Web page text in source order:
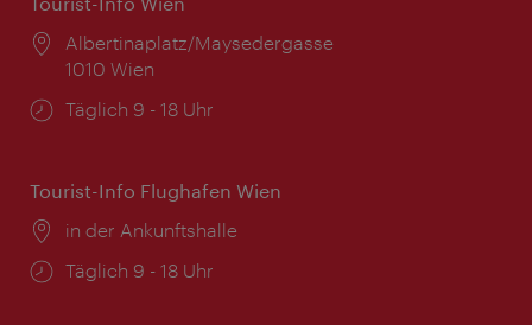
Ort:
Albertinaplatz/Maysedergasse
1010 Wien
Öffnungszeiten:
Täglich 9 - 18 Uhr
Tourist-Info Flughafen Wien
Ort:
in der Ankunftshalle
Öffnungszeiten:
Täglich 9 - 18 Uhr